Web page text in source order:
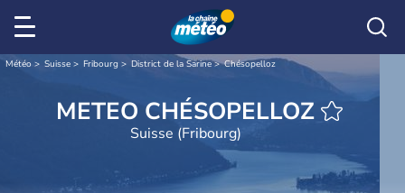
Météo Suisse Fribourg District de la Sarine Chésopelloz
METEO CHÉSOPELLOZ
Suisse (Fribourg)